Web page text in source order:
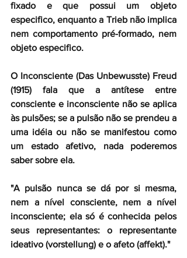
fixado e que possui um objeto
especifico, enquanto a Trieb não implica
nem comportamento pré-formado, nem
objeto especifico.
O Inconsciente (Das Unbewusste) Freud
(1915) fala que a antítese entre
consciente e inconsciente não se aplica
às pulsões; se a pulsão não se prendeu a
uma idéia ou não se manifestou como
um estado afetivo, nada poderemos
saber sobre ela.
"A pulsão nunca se dá por si mesma,
nem a nível consciente, nem a nível
inconsciente; ela só é conhecida pelos
seus representantes: o representante
ideativo (vorstellung) e o afeto (affekt)."